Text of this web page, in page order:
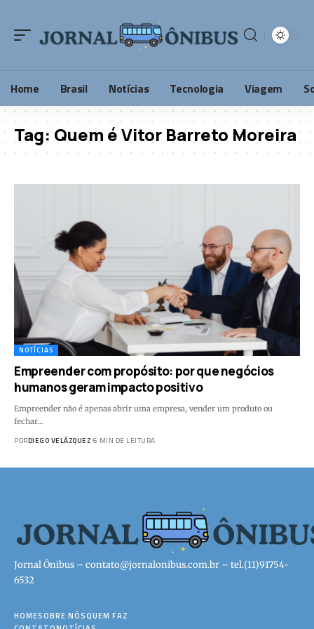
Home Brasil Notícias Tecnologia Viagem
Tag: Quem é Vitor Barreto Moreira
NOTÍCIAS
Empreender com propósito: por que negócios
humanos geram impacto positivo
Empreender não é apenas abrir uma empresa, vender um produto ou
fechar…
PORDIEGO VELÁZQUEZ 6 MIN DE LEITURA
Jornal Ônibus – contato@jornalonibus.com.br – tel.(11)91754-
6532
HOMESOBRE NÓSQUEM FAZ